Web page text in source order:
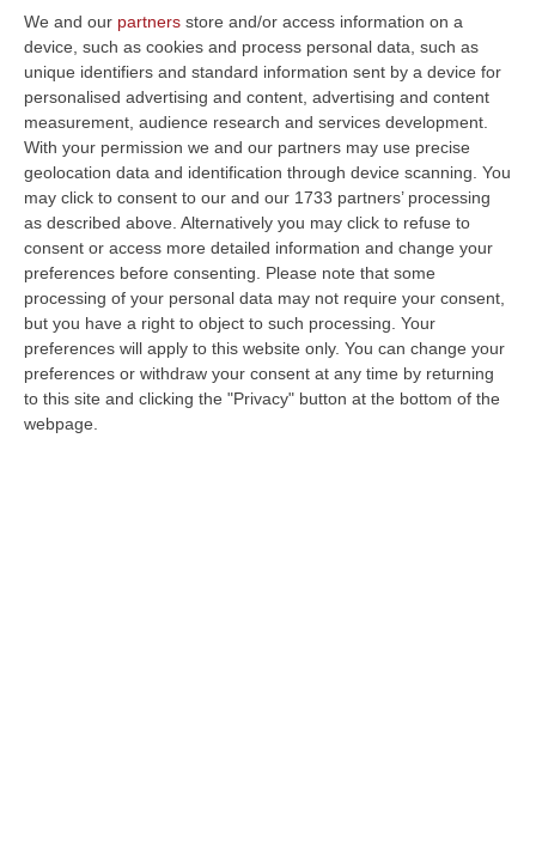
We and our partners store and/or access information on a
device, such as cookies and process personal data, such as
unique identifiers and standard information sent by a device for
personalised advertising and content, advertising and content
measurement, audience research and services development.
With your permission we and our partners may use precise
geolocation data and identification through device scanning. You
may click to consent to our and our 1733 partners’ processing
as described above. Alternatively you may click to refuse to
consent or access more detailed information and change your
preferences before consenting.
Please note that some
processing of your personal data may not require your consent,
but you have a right to object to such processing. Your
preferences will apply to this website only. You can change your
preferences or withdraw your consent at any time by returning
to this site and clicking the "Privacy" button at the bottom of the
webpage.
Clicca e segui “Corriere della Calabria” su Google News
CATANZAROVitaliano e Antonello
Corasoniti, il padre 42enne ed il figlio di 16,
rimasti ferito nel rogo in cui sono morti a
Catanzaro i tre fratelli Mattia, Aldo e Saverio